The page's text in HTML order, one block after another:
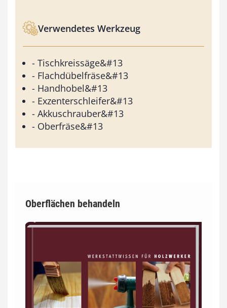
Verwendetes Werkzeug
- Tischkreissäge&#13
- Flachdübelfräse&#13
- Handhobel&#13
- Exzenterschleifer&#13
- Akkuschrauber&#13
- Oberfräse&#13
Oberflächen behandeln